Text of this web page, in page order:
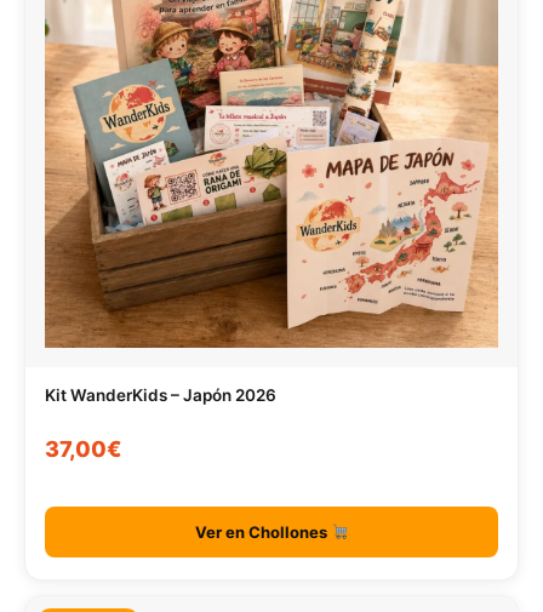
Kit WanderKids – Japón 2026
37,00€
Ver en Chollones